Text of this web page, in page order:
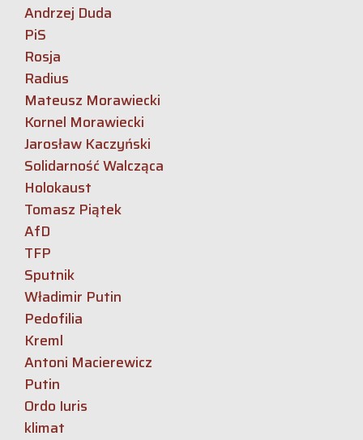
Andrzej Duda
PiS
Rosja
Radius
Mateusz Morawiecki
Kornel Morawiecki
Jarosław Kaczyński
Solidarność Walcząca
Holokaust
Tomasz Piątek
AfD
TFP
Sputnik
Władimir Putin
Pedofilia
Kreml
Antoni Macierewicz
Putin
Ordo Iuris
klimat